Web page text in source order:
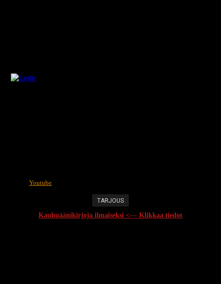
Youtube
TARJOUS
Kauhuäänikirjoja ilmaiseksi <--- Klikkaa tiedot